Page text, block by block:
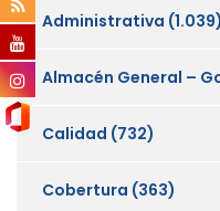
Administrativa (1.039)
Almacén General –
Calidad (732)
Cobertura (363)